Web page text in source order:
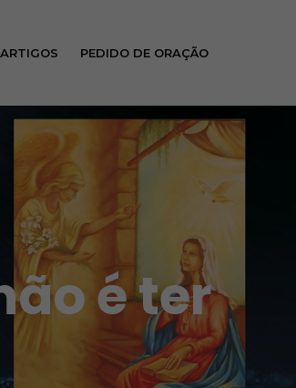
ARTIGOS PEDIDO DE ORAÇÃO
é ter